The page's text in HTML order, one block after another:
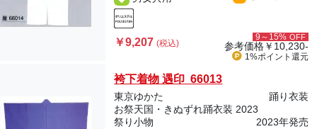
￥9,207(税込)
9～15% OFF
参考価格￥10,230-
1%ポイント 還元
袴下着物 遇印 66013
東京ゆかた
踊り衣装
お祭天国・きぬずれ踊衣装 2023
祭り小物
2023年発売